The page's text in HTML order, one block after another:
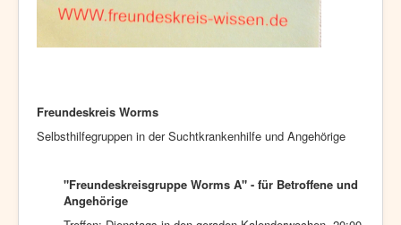
Freundeskreis Worms
Selbsthilfegruppen in der Suchtkrankenhilfe und Angehörige
"Freundeskreisgruppe Worms A" - für Betroffene und
Angehörige